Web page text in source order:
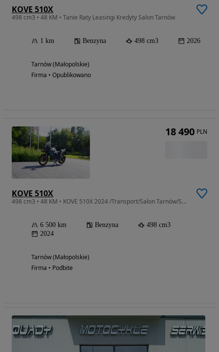
KOVE 510X
498 cm3 • 48 KM • Tanie Raty Leasingi Kredyty Salon Tarnów
1 km Benzyna 498 cm3 2026
Tarnów (Małopolskie)
Firma • Opublikowano
KOVE 510X
498 cm3 • 48 KM • KOVE 510X 2024 /Transport/Salon Tarnów/Serwisowany
6 500 km Benzyna
498 cm3
2024
Tarnów (Małopolskie)
Firma • Podbite
18 490 PLN